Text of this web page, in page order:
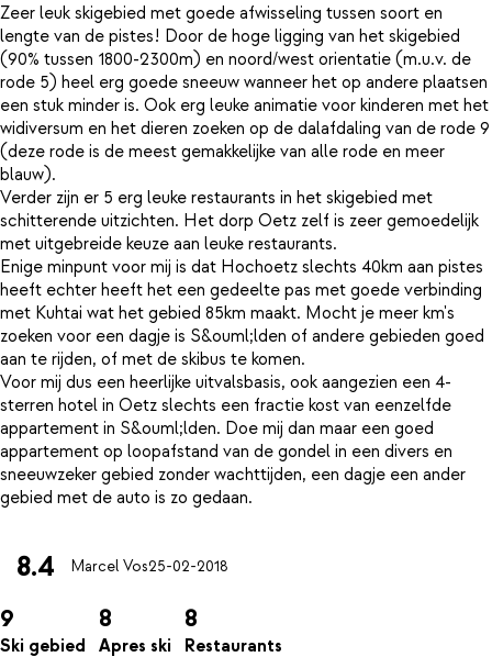
Zeer leuk skigebied met goede afwisseling tussen soort en
lengte van de pistes! Door de hoge ligging van het skigebied
(90% tussen 1800-2300m) en noord/west orientatie (m.u.v. de
rode 5) heel erg goede sneeuw wanneer het op andere plaatsen
een stuk minder is. Ook erg leuke animatie voor kinderen met het
widiversum en het dieren zoeken op de dalafdaling van de rode 9
(deze rode is de meest gemakkelijke van alle rode en meer
blauw).
Verder zijn er 5 erg leuke restaurants in het skigebied met
schitterende uitzichten. Het dorp Oetz zelf is zeer gemoedelijk
met uitgebreide keuze aan leuke restaurants.
Enige minpunt voor mij is dat Hochoetz slechts 40km aan pistes
heeft echter heeft het een gedeelte pas met goede verbinding
met Kuhtai wat het gebied 85km maakt. Mocht je meer km's
zoeken voor een dagje is S&ouml;lden of andere gebieden goed
aan te rijden, of met de skibus te komen.
Voor mij dus een heerlijke uitvalsbasis, ook aangezien een 4-
sterren hotel in Oetz slechts een fractie kost van eenzelfde
appartement in S&ouml;lden. Doe mij dan maar een goed
appartement op loopafstand van de gondel in een divers en
sneeuwzeker gebied zonder wachttijden, een dagje een ander
8.4 Marcel Vos25-02-2018
9
Ski gebied
8
Apres ski
8
Restaurants